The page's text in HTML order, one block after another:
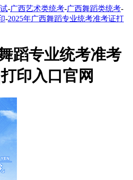
-广西艺术类统考-广西舞蹈类统考-
-2025年广西舞蹈专业统考准考证打
蹈专业统考准考
印入口官网